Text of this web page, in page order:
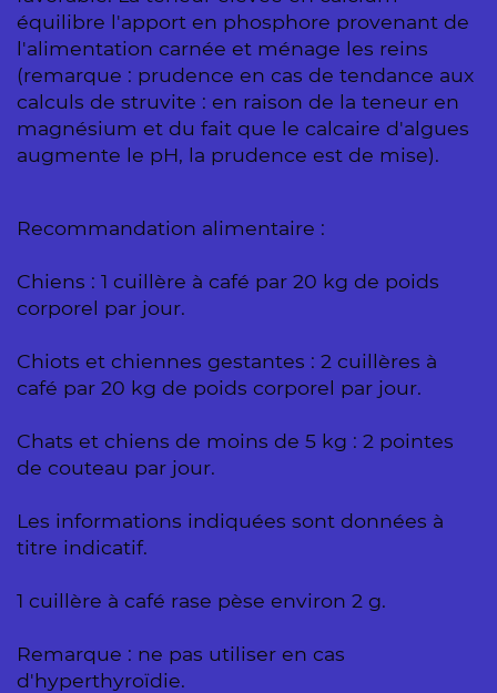
équilibre l'apport en phosphore provenant de
l'alimentation carnée et ménage les reins
(remarque : prudence en cas de tendance aux
calculs de struvite : en raison de la teneur en
magnésium et du fait que le calcaire d'algues
augmente le pH, la prudence est de mise).
Recommandation alimentaire :
Chiens : 1 cuillère à café par 20 kg de poids
corporel par jour.
Chiots et chiennes gestantes : 2 cuillères à
café par 20 kg de poids corporel par jour.
Chats et chiens de moins de 5 kg : 2 pointes
de couteau par jour.
Les informations indiquées sont données à
titre indicatif.
1 cuillère à café rase pèse environ 2 g.
Remarque : ne pas utiliser en cas
d'hyperthyroïdie.